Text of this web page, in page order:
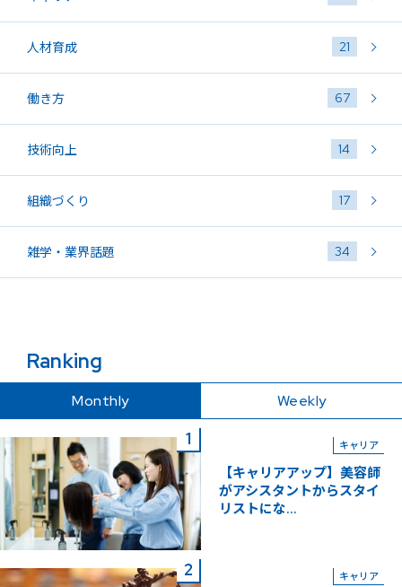
人材育成 21
働き方 67
技術向上 14
組織づくり 17
雑学・業界話題 34
Ranking
Monthly Weekly
キャリア
【キャリアアップ】美容師
がアシスタントからスタイ
リストにな...
キャリア